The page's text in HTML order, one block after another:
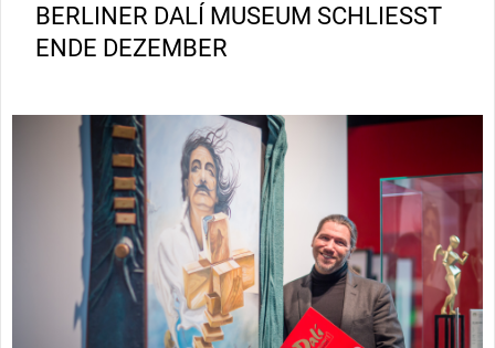
BERLINER DALÍ MUSEUM SCHLIESST E
NDE DEZEMBER